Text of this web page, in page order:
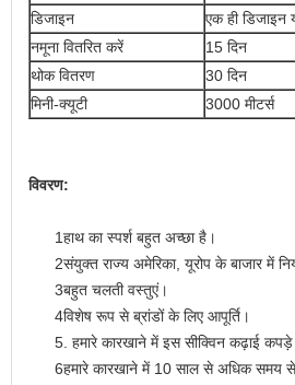
डिजाइन
एक ही डिजाइन
नमूना वितरित करें
15 दिन
थोक वितरण
30 दिन
मिनी-क्यूटी
3000 मीटर्स
विवरण:
1हाथ का स्पर्श बहुत अच्छा है।
2संयुक्त राज्य अमेरिका, यूरोप के बाजार में
3बहुत चलती वस्तुएं।
4विशेष रूप से ब्रांडों के लिए आपूर्ति।
5. हमारे कारखाने में इस सीक्विन कढ़ाई
6हमारे कारखाने में 10 साल से अधिक समय